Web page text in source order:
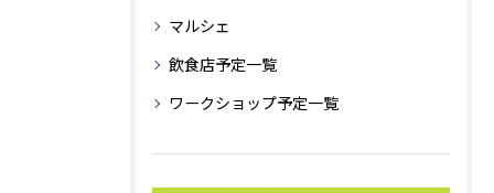
マルシェ
飲食店予定一覧
ワークショップ予定一覧